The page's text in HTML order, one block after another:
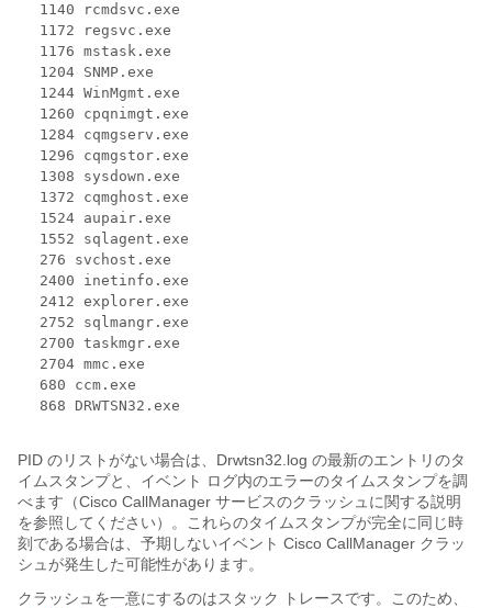
1140 rcmdsvc.exe
1172 regsvc.exe
1176 mstask.exe
1204 SNMP.exe
1244 WinMgmt.exe
1260 cpqnimgt.exe
1284 cqmgserv.exe
1296 cqmgstor.exe
1308 sysdown.exe
1372 cqmghost.exe
1524 aupair.exe
1552 sqlagent.exe
276 svchost.exe
2400 inetinfo.exe
2412 explorer.exe
2752 sqlmangr.exe
2700 taskmgr.exe
2704 mmc.exe
680 ccm.exe
868 DRWTSN32.exe
PID のリストがない場合は、Drwtsn32.log の最新のエントリのタ
イムスタンプと、イベント ログ内のエラーのタイムスタンプを調
べます（Cisco CallManager サービスのクラッシュに関する説明
を参照してください）。これらのタイムスタンプが完全に同じ時
刻である場合は、予期しないイベント Cisco CallManager クラッ
シュが発生した可能性があります。
クラッシュを一意にするのはスタック トレースです。このため、